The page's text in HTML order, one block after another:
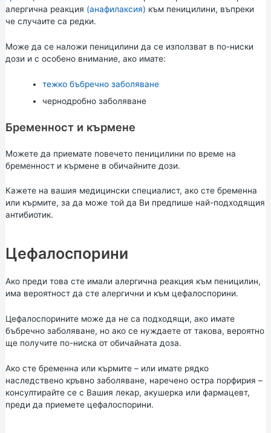
алергична реакция (анафилаксия) към пеницилини, въпреки
че случаите са редки.
Може да се наложи пеницилини да се използват в по-ниски
дози и с особено внимание, ако имате:
тежко бъбречно заболяване
чернодробно заболяване
Бременност и кърмене
Можете да приемате повечето пеницилини по време на
бременност и кърмене в обичайните дози.
Кажете на вашия медицински специалист, ако сте бременна
или кърмите, за да може той да Ви предпише най-подходящия
антибиотик.
Цефалоспорини
Ако преди това сте имали алергична реакция към пеницилин,
има вероятност да сте алергични и към цефалоспорини.
Цефалоспорините може да не са подходящи, ако имате
бъбречно заболяване, но ако се нуждаете от такова, вероятно
ще получите по-ниска от обичайната доза.
Ако сте бременна или кърмите – или имате рядко
наследствено кръвно заболяване, наречено остра порфирия –
консултирайте се с Вашия лекар, акушерка или фармацевт,
преди да приемете цефалоспорини.